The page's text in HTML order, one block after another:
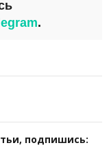
.
подпишись: